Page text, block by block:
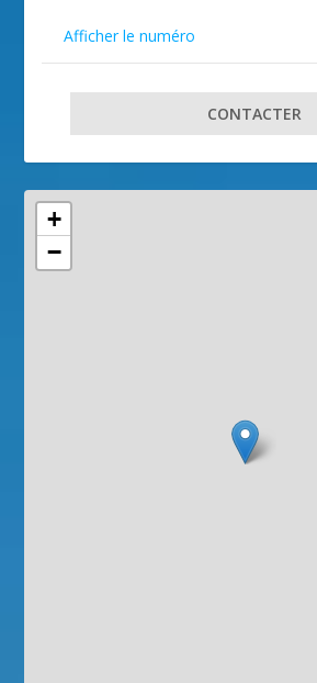
Afficher le numéro
CONTACTER
+
−